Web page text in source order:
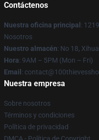
Contáctenos
Nuestra oficina principal :
Nosotros
Nuestro almacén: No 18,
Hora: 9AM – 5PM (Mon – Fri)
Email :
Nuestra empresa
Sobre nosotros
Términos y condiciones
Política de privacidad